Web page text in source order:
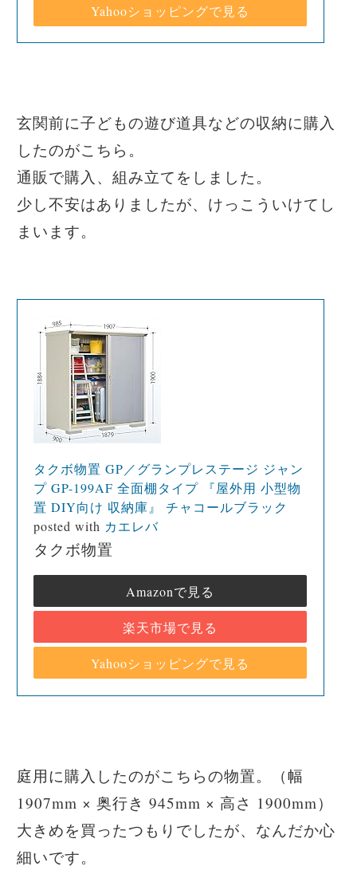
Yahooショッピングで見る
玄関前に子どもの遊び道具などの収納に購入
したのがこちら。
通販で購入、組み立てをしました。
少し不安はありましたが、けっこういけてし
まいます。
タクボ物置 GP／グランプレステージ ジャン
プ GP-199AF 全面棚タイプ 『屋外用 小型物
置 DIY向け 収納庫』 チャコールブラック
posted with カエレバ
タクボ物置
Amazonで見る
楽天市場で見る
Yahooショッピングで見る
庭用に購入したのがこちらの物置。（幅
1907mm × 奥行き 945mm × 高さ 1900mm）
大きめを買ったつもりでしたが、なんだか心
細いです。